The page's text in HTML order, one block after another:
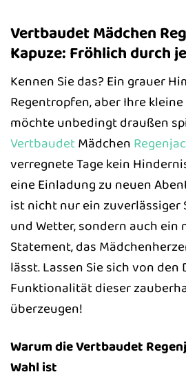
Vertbaudet Mädchen
Kapuze: Fröhlich durch
Kennen Sie das? Ein grauer
Regentropfen, aber Ihre
möchte unbedingt draußen
VertbaudetMädchen
verregnete Tage kein
eine Einladung zu neuen
ist nicht nur ein zuverlässiger
und Wetter, sondern auch ein
Statement, das
lässt. Lassen Sie sich von
Funktionalität dieser
überzeugen!
Warum die Vertbaudet
Wahl ist